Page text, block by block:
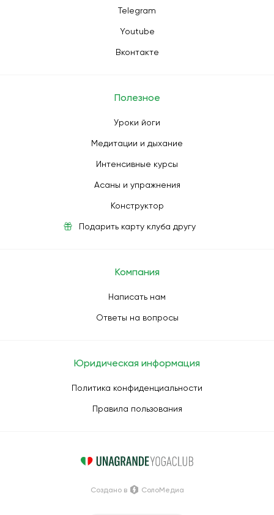
Telegram
Youtube
Вконтакте
Полезное
Уроки йоги
Медитации и дыхание
Интенсивные курсы
Асаны и упражнения
Конструктор
Подарить карту клуба другу
Компания
Написать нам
Ответы на вопросы
Юридическая информация
Политика конфиденциальности
Правила пользования
Создано в СолоМедиа